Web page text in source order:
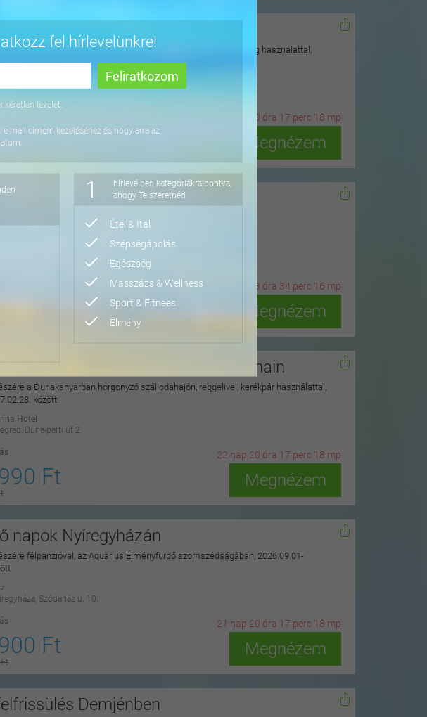
fel hírlevelünkre!
levelet.
mail címem kezeléséhez és hogy arra az
1
hírlevélben kategóriákra bontva,
ahogy Te szeretnéd
Étel & Ital
Szépségápolás
Egészség
Masszázs & Wellness
Sport & Fitnees
Élmény
félpanzióval, csodás erdei környezetben, rekreációs részleg használattal,
ig
20 óra 17 perc 16 mp
Ft Megnézem
Bükfürdőn
önellátással, 2027. július 15-ig
Hotel Bükfürdő***
Termál krt. 41/A
13 óra 34 perc 14 mp
Ft Megnézem
pihenés a visegrádi Duna hullámain
a Dunakanyarban horgonyzó szállodahajón, reggelivel, kerékpár használattal,
között
Hotel
Duna-parti út 2.
22 nap 20 óra 17 perc 16 mp
Ft Megnézem
napok Nyíregyházán
félpanzióval, az Aquarius Élményfürdő szomszédságában, 2026.09.01-
Szódaház u. 10.
21 nap 20 óra 17 perc 16 mp
Ft Megnézem
Demjénben